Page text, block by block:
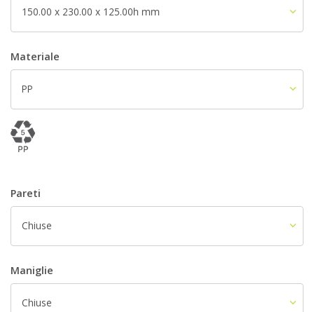
150.00 x 230.00 x 125.00h mm
Materiale
PP
Pareti
Chiuse
Maniglie
Chiuse